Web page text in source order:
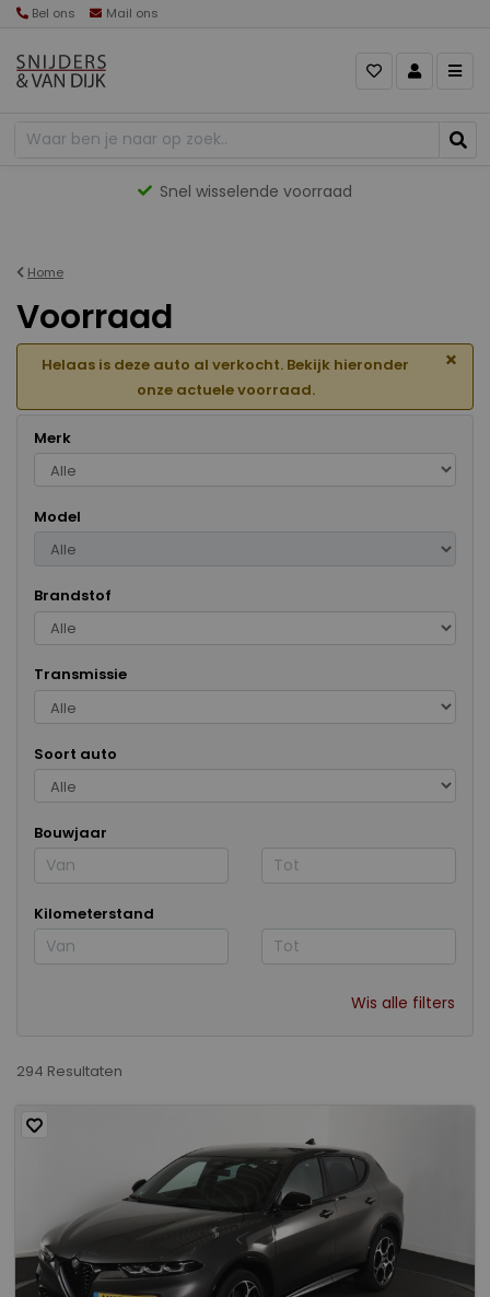
Bel ons Mail ons
Gevarieerd aanbod
Home
Voorraad
Helaas is deze auto al verkocht. Bekijk hieronder
onze actuele voorraad.
×
Merk
Model
Brandstof
Transmissie
Soort auto
Bouwjaar
Kilometerstand
Wis alle filters
294 Resultaten